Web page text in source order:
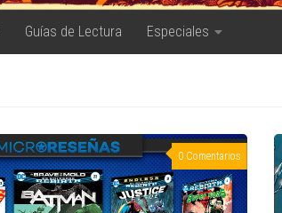
Guías de Lectura Especiales
0 Comentarios